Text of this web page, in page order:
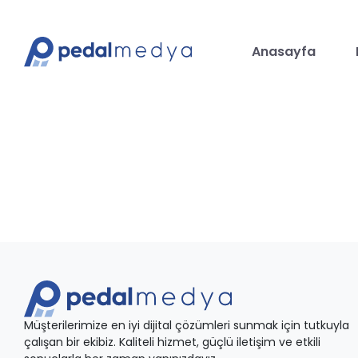
Anasayfa
Müşterilerimize en iyi dijital çözümleri sunmak için tutkuyla
çalışan bir ekibiz. Kaliteli hizmet, güçlü iletişim ve etkili